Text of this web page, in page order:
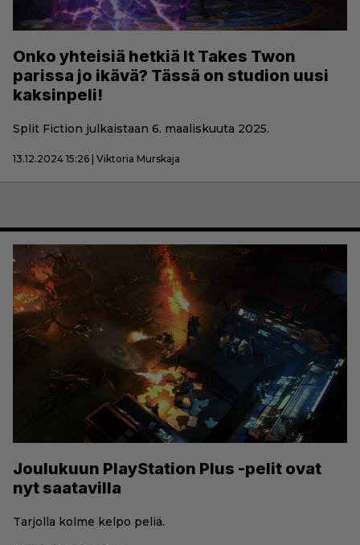
Onko yhteisiä hetkiä It Takes Twon
parissa jo ikävä? Tässä on studion uusi
kaksinpeli!
Split Fiction julkaistaan 6. maaliskuuta 2025.
13.12.2024 15:26 | Viktoria Murskaja
Joulukuun PlayStation Plus -pelit ovat
nyt saatavilla
Tarjolla kolme kelpo peliä.